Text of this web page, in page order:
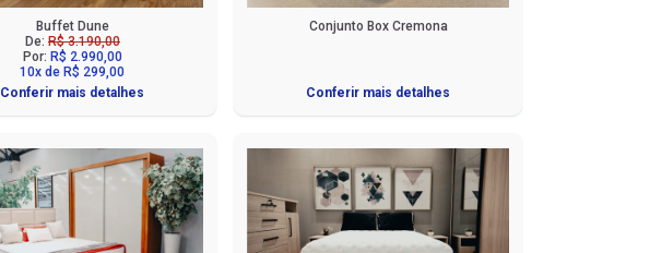
Buffet Dune
De: R$ 3.190,00
Por: R$ 2.990,00
10x de R$ 299,00
Conferir mais detalhes
Conjunto Box Cremona
Conferir mais detalhes